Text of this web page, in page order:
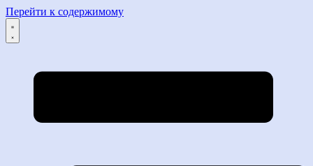
Перейти к содержимому